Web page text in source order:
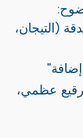
(التيجان،
عظمي،